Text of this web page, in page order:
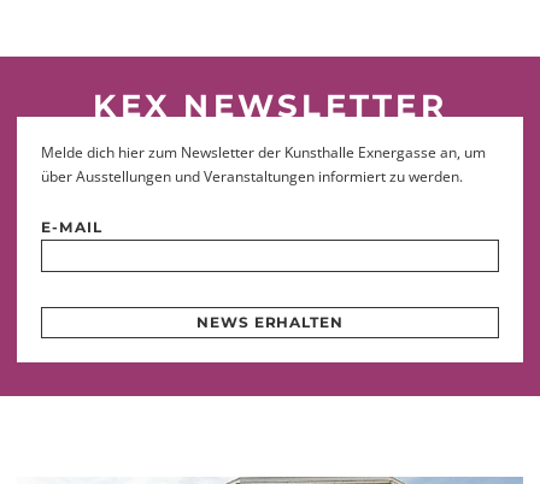
KEX NEWSLETTER
Melde dich hier zum Newsletter der Kunsthalle Exnergasse an, um
über Ausstellungen und Veranstaltungen informiert zu werden.
E-MAIL
NEWS ERHALTEN